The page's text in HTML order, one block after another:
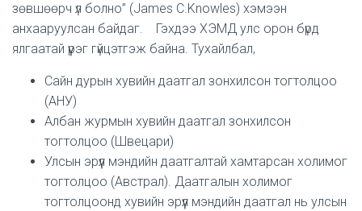
зөвшөөрч үл болно” (James C.Knowles) хэмээн
анхааруулсан байдаг. Гэхдээ ХЭМД улс орон бүрд
ялгаатай үүрэг гүйцэтгэж байна. Тухайлбал,
Сайн дурын хувийн даатгал зонхилсон тогтолцоо
(АНУ)
Албан журмын хувийн даатгал зонхилсон
тогтолцоо (Швецари)
Улсын эрүүл мэндийн даатгалтай хамтарсан холимог
тогтолцоо (Австрал). Даатгалын холимог
тогтолцоонд хувийн эрүүл мэндийн даатгал нь улсын